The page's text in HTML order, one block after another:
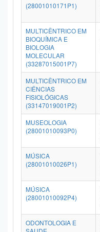
(28001010171P1)
MULTICÊNTRICO EM
BIOQUÍMICA E
BIOLOGIA
MOLECULAR
(33287015001P7)
MULTICÊNTRICO EM
CIÊNCIAS
FISIOLÓGICAS
(33147019001P2)
MUSEOLOGIA
(28001010093P0)
MÚSICA
(28001010026P1)
MÚSICA
(28001010092P4)
ODONTOLOGIA E